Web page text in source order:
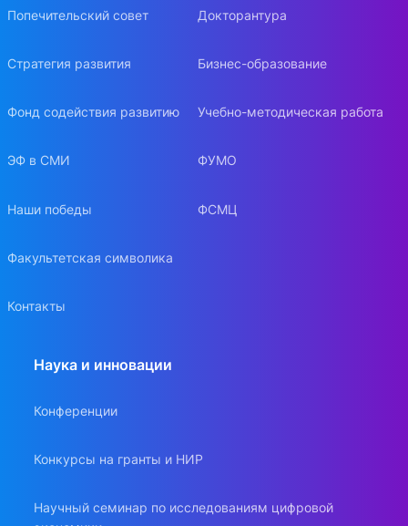
Попечительский совет
Стратегия развития
Фонд содействия развитию
ЭФ в СМИ
Наши победы
Факультетская символика
Контакты
Докторантура
Бизнес-образование
Учебно-методическая работа
ФУМО
ФСМЦ
Наука и инновации
Конференции
Конкурсы на гранты и НИР
Научный семинар по исследованиям цифровой